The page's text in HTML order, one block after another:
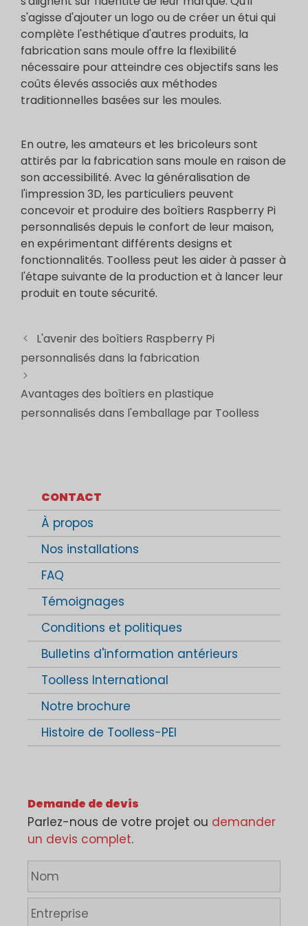
s'agisse d'ajouter un logo ou de créer un étui qui
complète l'esthétique d'autres produits, la
fabrication sans moule offre la flexibilité
nécessaire pour atteindre ces objectifs sans les
coûts élevés associés aux méthodes
traditionnelles basées sur les moules.
En outre, les amateurs et les bricoleurs sont
attirés par la fabrication sans moule en raison de
son accessibilité. Avec la généralisation de
l'impression 3D, les particuliers peuvent
concevoir et produire des boîtiers Raspberry Pi
personnalisés depuis le confort de leur maison,
en expérimentant différents designs et
fonctionnalités. Toolless peut les aider à passer à
l'étape suivante de la production et à lancer leur
produit en toute sécurité.
L'avenir des boîtiers Raspberry Pi
personnalisés dans la fabrication
Avantages des boîtiers en plastique
personnalisés dans l'emballage par Toolless
CONTACT
À propos
Nos installations
FAQ
Témoignages
Conditions et politiques
Bulletins d'information antérieurs
Toolless International
Notre brochure
Histoire de Toolless-PEI
Demande de devis
Parlez-nous de votre projet ou demander
un devis complet.
N
o
m
*
E
n